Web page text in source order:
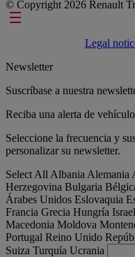
© Copyright 2026 Renault
Footer links
Legal
Newsletter
Suscríbase a nuestra
Reciba una alerta de
Seleccione la frecuencia y
personalizar su newsletter.
Select All Albania Alemania
Herzegovina Bulgaria
Árabes Unidos Eslovaquia
Francia Grecia Hungría Israel
Macedonia Moldova
Portugal Reino Unido
Suiza Turquía Ucrania